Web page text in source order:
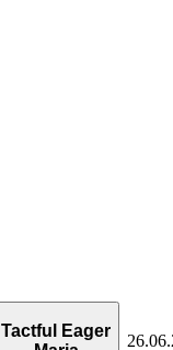
Tactful Eager